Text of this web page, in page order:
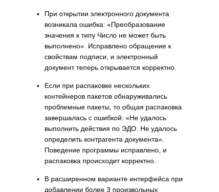
При открытии электронного документа
возникала ошибка: «Преобразование
значения к типу Число не может быть
выполнено». Исправлено обращение к
свойствам подписи, и электронный
документ теперь открывается корректно.
Если при распаковке нескольких
контейнеров пакетов обнаруживались
проблемные пакеты, то общая распаковка
завершалась с ошибкой: «Не удалось
выполнить действия по ЭДО. Не удалось
определить контрагента документа».
Поведение программы исправлено, и
распаковка происходит корректно.
В расширенном варианте интерфейса при
добавлении более 3 произвольных